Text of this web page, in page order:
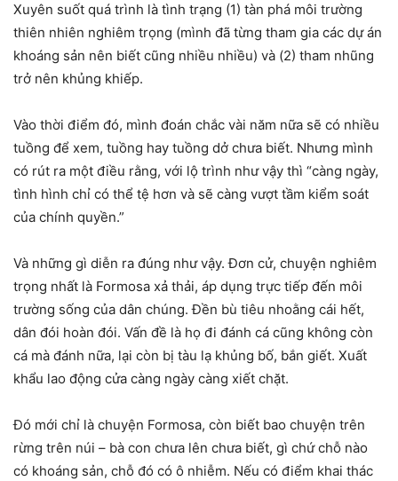
Xuyên suốt quá trình là tình trạng (1) tàn phá môi trường
thiên nhiên nghiêm trọng (mình đã từng tham gia các dự án
khoáng sản nên biết cũng nhiều nhiều) và (2) tham nhũng
trở nên khủng khiếp.
Vào thời điểm đó, mình đoán chắc vài năm nữa sẽ có nhiều
tuồng để xem, tuồng hay tuồng dở chưa biết. Nhưng mình
có rút ra một điều rằng, với lộ trình như vậy thì “càng ngày,
tình hình chỉ có thể tệ hơn và sẽ càng vượt tầm kiểm soát
của chính quyền.”
Và những gì diễn ra đúng như vậy. Đơn cử, chuyện nghiêm
trọng nhất là Formosa xả thải, áp dụng trực tiếp đến môi
trường sống của dân chúng. Đền bù tiêu nhoằng cái hết,
dân đói hoàn đói. Vấn đề là họ đi đánh cá cũng không còn
cá mà đánh nữa, lại còn bị tàu lạ khủng bố, bắn giết. Xuất
khẩu lao động cửa càng ngày càng xiết chặt.
Đó mới chỉ là chuyện Formosa, còn biết bao chuyện trên
rừng trên núi – bà con chưa lên chưa biết, gì chứ chỗ nào
có khoáng sản, chỗ đó có ô nhiễm. Nếu có điểm khai thác